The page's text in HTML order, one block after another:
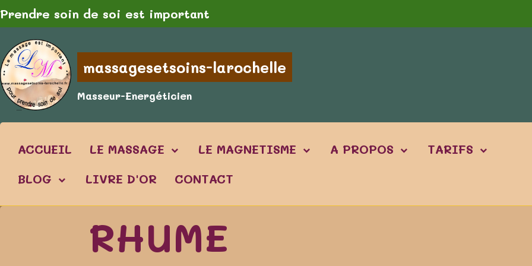
Prendre soin de soi est important
massagesetsoins-larochelle
Masseur-Energéticien
ACCUEIL LE MASSAGE LE MAGNETISME A PROPOS
TARIFS
BLOG
LIVRE D'OR CONTACT
RHUME